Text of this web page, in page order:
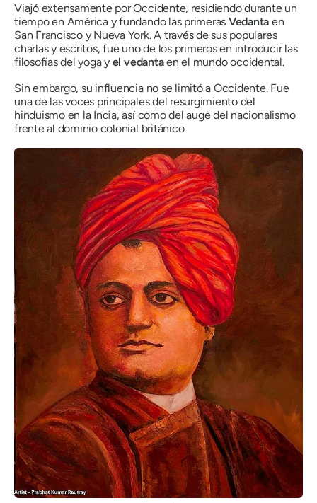
Viajó extensamente por Occidente, residiendo durante un
tiempo en América y fundando las primeras Vedanta en
San Francisco y Nueva York. A través de sus populares
charlas y escritos, fue uno de los primeros en introducir las
filosofías del yoga y el vedantaen el mundo occidental.
Sin embargo, su influencia no se limitó a Occidente. Fue
una de las voces principales del resurgimiento del
hinduismo en la India, así como del auge del nacionalismo
frente al dominio colonial británico.